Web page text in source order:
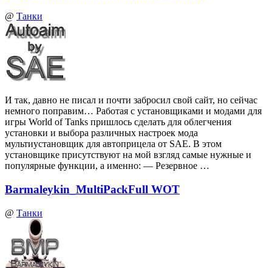
@ Танки
И так, давно не писал и почти забросил свой сайт, но сейчас
немного поправим… Работая с установщиками и модами для
игры World of Tanks пришлось сделать для облегчения
установки и выбора различных настроек мода
мультиустановщик для автоприцела от SAE. В этом
установщике присутствуют на мой взгляд самые нужные и
популярные функции, а именно: — Резервное …
Barmaleykin_MultiPackFull WOT
@ Танки